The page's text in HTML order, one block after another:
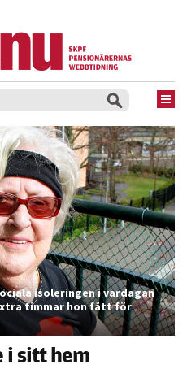
isoleringen i vardagan
timmar hon fått för
i sitt hem